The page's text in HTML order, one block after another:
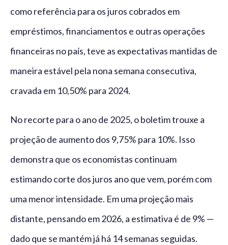
como referência para os juros cobrados em
empréstimos, financiamentos e outras operações
financeiras no país, teve as expectativas mantidas de
maneira estável pela nona semana consecutiva,
cravada em 10,50% para 2024.
No recorte para o ano de 2025, o boletim trouxe a
projeção de aumento dos 9,75% para 10%. Isso
demonstra que os economistas continuam
estimando corte dos juros ano que vem, porém com
uma menor intensidade. Em uma projeção mais
distante, pensando em 2026, a estimativa é de 9% —
dado que se mantém já há 14 semanas seguidas.